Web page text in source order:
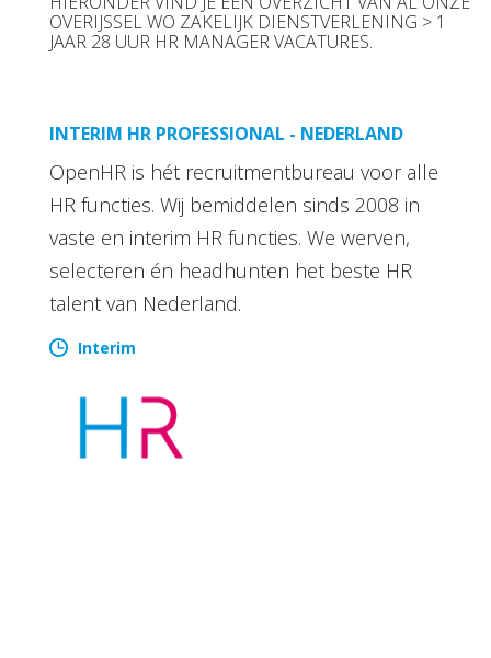
OVERIJSSEL WO ZAKELIJK DIENSTVERLENING > 1
JAAR 28 UUR HR MANAGER VACATURES.
INTERIM HR PROFESSIONAL - NEDERLAND
OpenHR is hét recruitmentbureau voor alle
HR functies. Wij bemiddelen sinds 2008 in
vaste en interim HR functies. We werven,
selecteren én headhunten het beste HR
talent van Nederland.
Interim